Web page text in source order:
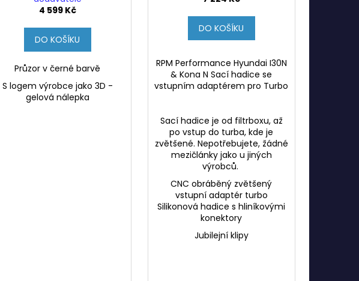
4 599 Kč
DO KOŠÍKU
Průzor v černé barvě
S logem výrobce jako 3D -
gelová nálepka
DO KOŠÍKU
RPM Performance Hyundai I30N
& Kona N Sací hadice se
vstupním adaptérem pro Turbo
Sací hadice je od filtrboxu, až
po vstup do turba, kde je
zvětšené. Nepotřebujete, žádné
mezičlánky jako u jiných
výrobců.
CNC obráběný zvětšený
vstupní adaptér turbo
Silikonová hadice s hliníkovými
konektory
Jubilejní klipy